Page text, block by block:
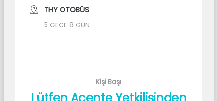
THY OTOBÜS
5 GECE 8 GÜN
Kişi Başı